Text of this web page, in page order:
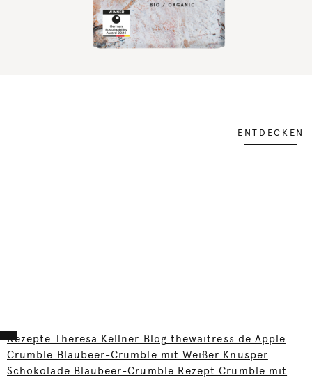
ENTDECKEN
Rezepte Theresa Kellner Blog thewaitress.de Apple
Crumble Blaubeer-Crumble mit Weißer Knusper
Schokolade Blaubeer-Crumble Rezept Crumble mit